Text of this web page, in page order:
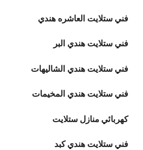
فني ستلايت العاشره هندي
فني ستلايت هندي البر
فني ستلايت هندي الشاليهات
فني ستلايت هندي المخيمات
كهربائي منازل ستلايت
فني ستلايت هندي كبد